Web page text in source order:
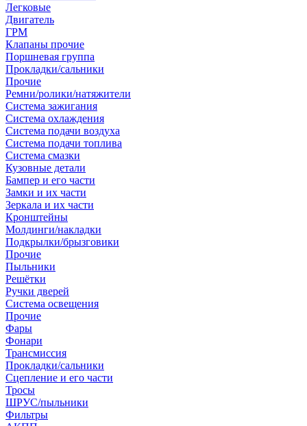
Легковые
Двигатель
ГРМ
Клапаны прочие
Поршневая группа
Прокладки/сальники
Прочие
Ремни/ролики/натяжители
Система зажигания
Система охлаждения
Система подачи воздуха
Система подачи топлива
Система смазки
Кузовные детали
Бампер и его части
Замки и их части
Зеркала и их части
Кронштейны
Молдинги/накладки
Подкрылки/брызговики
Прочие
Пыльники
Решётки
Ручки дверей
Система освещения
Прочие
Фары
Фонари
Трансмиссия
Прокладки/сальники
Сцепление и его части
Тросы
ШРУС/пыльники
Фильтры